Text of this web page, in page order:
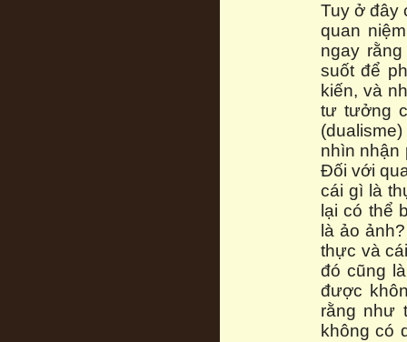
Tuy ở đây
quan
ngay
suốt để
kiến, và
tư tưởng
nhìn nhận
Đối với
cái gì là
lại có thể
là ảo
thực và
đó cũng
được
rằng như
không có